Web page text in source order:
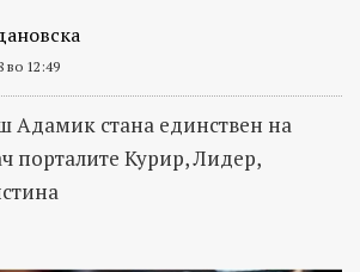
во 12:49
Адамик стана единствен на
порталите Курир, Лидер,